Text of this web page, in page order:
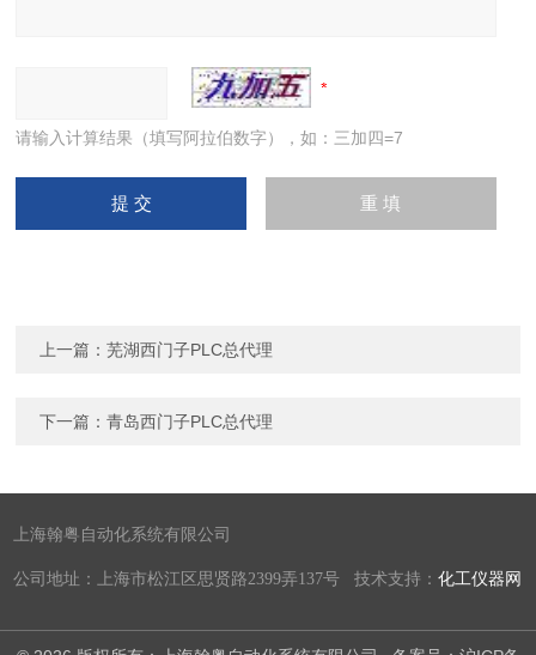
请输入计算结果（填写阿拉伯数字），如：三加四=7
上一篇：芜湖西门子PLC总代理
下一篇：青岛西门子PLC总代理
上海翰粤自动化系统有限公司
公司地址：上海市松江区思贤路2399弄137号 技术支持：化工仪器网